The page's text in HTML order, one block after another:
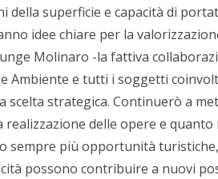
della superficie e capacità di
idee chiare per la
Molinaro -la fattiva
Ambiente e tutti i soggetti
scelta strategica. Continuerò a
delle opere e quanto
sempre più opportunità
possono contribuire a nuovi